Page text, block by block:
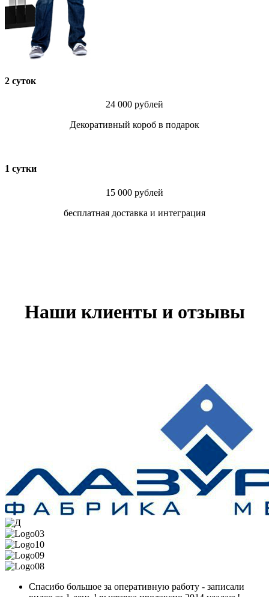
2 суток
24 000 рублей
Декоративный короб в подарок
1 сутки
15 000 рублей
бесплатная доставка и интеграция
Наши клиенты и отзывы
Спасибо большое за оперативную работу - записали